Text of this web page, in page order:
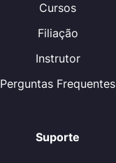
Cursos
Filiação
Instrutor
Perguntas Frequentes
Suporte